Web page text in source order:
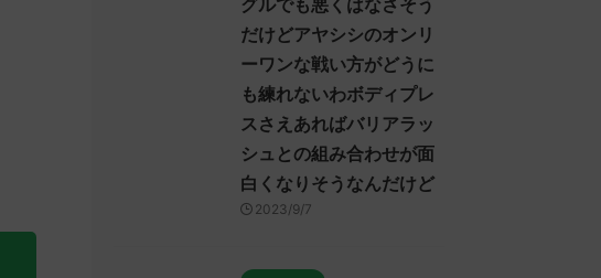
グルでも悪くはなさそう
だけどアヤシシのオンリ
ーワンな戦い方がどうに
も練れないわボディプレ
スさえあればバリアラッ
シュとの組み合わせが面
白くなりそうなんだけど
2023/9/7